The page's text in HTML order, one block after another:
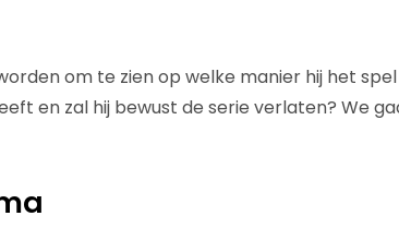
om te zien op welke manier hij het
en zal hij bewust de serie verlaten? We